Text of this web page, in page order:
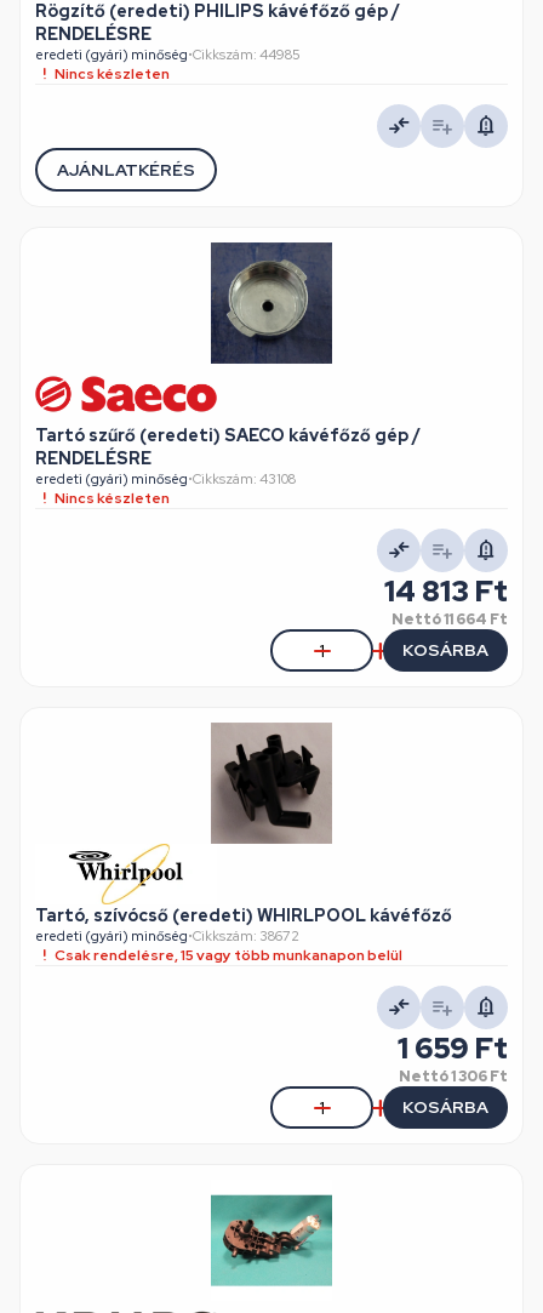
Rögzítő (eredeti) PHILIPS kávéfőző gép /
RENDELÉSRE
eredeti (gyári) minőség•Cikkszám: 44985
Nincs készleten
AJÁNLATKÉRÉS
Tartó szűrő (eredeti) SAECO kávéfőző gép /
RENDELÉSRE
eredeti (gyári) minőség•Cikkszám: 43108
Nincs készleten
14 813 Ft
Nettó11 664 Ft
KOSÁRBA
Tartó, szívócső (eredeti) WHIRLPOOL kávéfőző
eredeti (gyári) minőség•Cikkszám: 38672
Csak rendelésre, 15 vagy több munkanapon belül
1 659 Ft
Nettó1 306 Ft
KOSÁRBA